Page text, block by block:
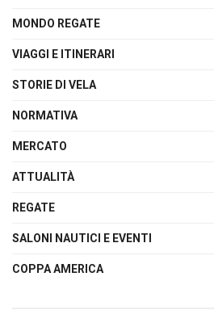
MONDO REGATE
VIAGGI E ITINERARI
STORIE DI VELA
NORMATIVA
MERCATO
ATTUALITÀ
REGATE
SALONI NAUTICI E EVENTI
COPPA AMERICA